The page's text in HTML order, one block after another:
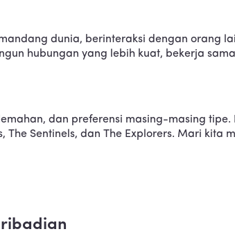
dunia, berinteraksi dengan orang
hubungan yang lebih kuat, bekerja
dan preferensi masing-masing tipe.
Sentinels, dan The Explorers. Mari kita